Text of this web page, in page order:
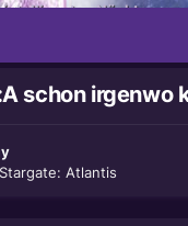
intelligenten Nächten
schon irgenwo
Stargate: Atlantis